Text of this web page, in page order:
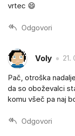
vrtec 😄
Odgovori
Voly 21.
Pač, otroška
da so oboževalci
komu všeč pa naj
Odgovori